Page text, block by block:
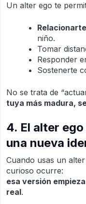
Un alter ego te
niño.
Tomar
Responder
Sostenerte
No se trata de
tuya más madura,
4. El alter
una nueva
Cuando usas un
curioso ocurre:
esa versión
real.